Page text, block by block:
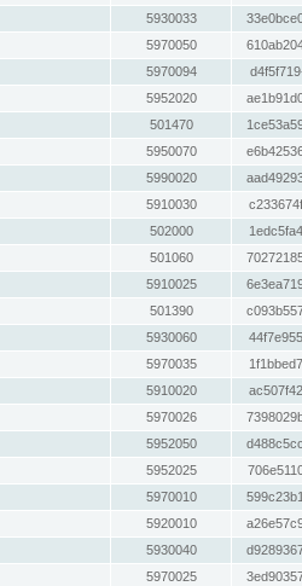
5930033
5970050
5970094
5952020
501470
5950070
5990020
5910030
502000
501060
5910025
501390
5930060
5970035
5910020
5970026
5952050
5952025
5970010
5920010
5930040
5970025